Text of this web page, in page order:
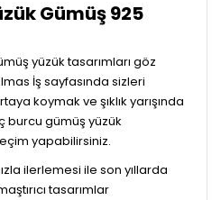
Gümüş 925
yüzük tasarımları göz
İş sayfasında sizleri
koymak ve şıklık yarışında
burcu gümüş yüzük
yapabilirsiniz.
ilerlemesi ile son yıllarda
tasarımlar